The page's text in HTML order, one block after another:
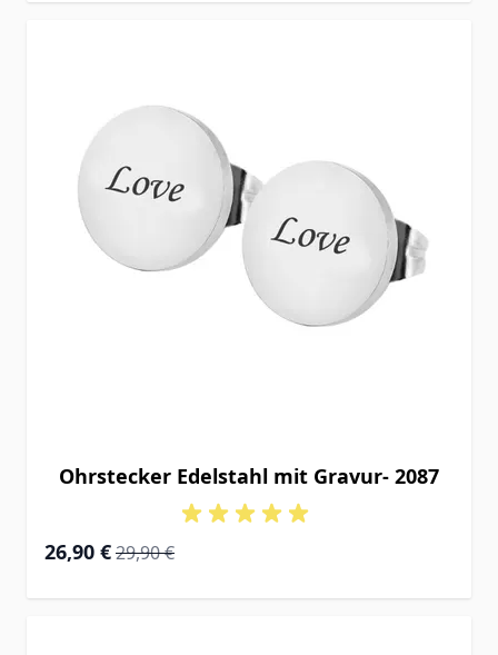
Ohrstecker Edelstahl mit Gravur- 2087
Special Price
26,90 € Regular Price
29,90 €